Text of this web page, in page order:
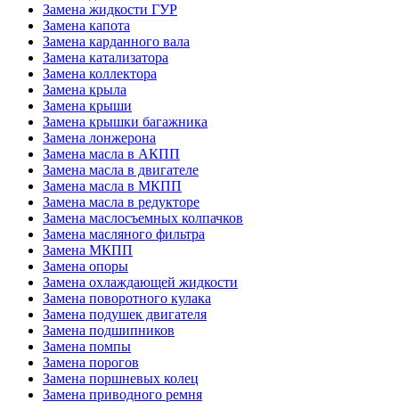
Замена жидкости ГУР
Замена капота
Замена карданного вала
Замена катализатора
Замена коллектора
Замена крыла
Замена крыши
Замена крышки багажника
Замена лонжерона
Замена масла в АКПП
Замена масла в двигателе
Замена масла в МКПП
Замена масла в редукторе
Замена маслосъемных колпачков
Замена масляного фильтра
Замена МКПП
Замена опоры
Замена охлаждающей жидкости
Замена поворотного кулака
Замена подушек двигателя
Замена подшипников
Замена помпы
Замена порогов
Замена поршневых колец
Замена приводного ремня